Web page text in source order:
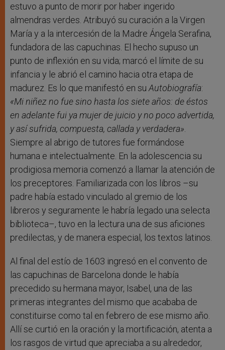
estuvo a punto de morir por haber ingerido
almendras verdes. Atribuyó su curación a la Virgen
María y a la intercesión de la Madre Ángela Serafina,
fundadora de las capuchinas. El hecho supuso un
punto de inflexión en su vida; marcó el límite de su
infancia y le abrió el camino hacia otra etapa de
madurez. Es lo que manifestó en su Autobiografía:
«Mi niñez no fue sino hasta los siete años: de éstos
en adelante fui ya mujer de juicio y no poco advertida,
y así sufrida, compuesta, callada y verdadera»
Siempre al abrigo de tutores fue formándose
humana e intelectualmente. En la adolescencia su
prodigiosa memoria comenzó a llamar la atención de
los preceptores. Familiarizada con los libros –su
padre había estado vinculado al gremio de los
libreros y seguramente le habría legado una selecta
biblioteca–, tuvo en la lectura una de sus aficiones
predilectas, y de manera especial, los textos latinos.
Al final del estío de 1603 ingresó en el convento de
las capuchinas de Barcelona donde le había
precedido su hermana mayor, Isabel, una de las
primeras integrantes del mismo que acababa de
constituirse como tal en febrero de ese mismo año.
Allí se curtió en la oración y la mortificación, atenta a
los rasgos de virtud que apreciaba a su alrededor,